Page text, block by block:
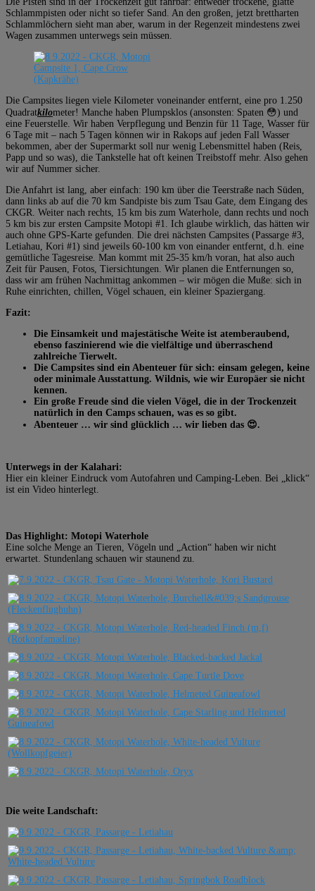
Schlammpisten oder nicht so tiefer Sand. An den großen, jetzt brettharten
Schlammlöchern sieht man aber, warum in der Regenzeit mindestens zwei
Wagen zusammen unterwegs sein müssen.
Die Campsites liegen viele Kilometer voneinander entfernt, eine pro 1.250
Quadratkilometer! Manche haben Plumpsklos (ansonsten: Spaten 😳) und
eine Feuerstelle. Wir haben Verpflegung und Benzin für 11 Tage, Wasser für
6 Tage mit – nach 5 Tagen können wir in Rakops auf jeden Fall Wasser
bekommen, aber der Supermarkt soll nur wenig Lebensmittel haben (Reis,
Papp und so was), die Tankstelle hat oft keinen Treibstoff mehr. Also gehen
wir auf Nummer sicher.
Die Anfahrt ist lang, aber einfach: 190 km über die Teerstraße nach Süden,
dann links ab auf die 70 km Sandpiste bis zum Tsau Gate, dem Eingang des
CKGR. Weiter nach rechts, 15 km bis zum Waterhole, dann rechts und noch
5 km bis zur ersten Campsite Motopi #1. Ich glaube wirklich, das hätten wir
auch ohne GPS-Karte gefunden. Die drei nächsten Campsites (Passarge #3,
Letiahau, Kori #1) sind jeweils 60-100 km von einander entfernt, d.h. eine
gemütliche Tagesreise. Man kommt mit 25-35 km/h voran, hat also auch
Zeit für Pausen, Fotos, Tiersichtungen. Wir planen die Entfernungen so,
dass wir am frühen Nachmittag ankommen – wir mögen die Muße: sich in
Ruhe einrichten, chillen, Vögel schauen, ein kleiner Spaziergang.
Fazit:
Die Einsamkeit und majestätische Weite ist atemberaubend,
ebenso faszinierend wie die vielfältige und überraschend
zahlreiche Tierwelt.
Die Campsites sind ein Abenteuer für sich: einsam gelegen, keine
oder minimale Ausstattung. Wildnis, wie wir Europäer sie nicht
kennen.
Ein große Freude sind die vielen Vögel, die in der Trockenzeit
natürlich in den Camps schauen, was es so gibt.
Abenteuer … wir sind glücklich … wir lieben das 😍.
Unterwegs in der Kalahari:
Hier ein kleiner Eindruck vom Autofahren und Camping-Leben. Bei „klick“
ist ein Video hinterlegt.
Das Highlight: Motopi Waterhole
Eine solche Menge an Tieren, Vögeln und „Action“ haben wir nicht
erwartet. Stundenlang schauen wir staunend zu.
Die weite Landschaft: